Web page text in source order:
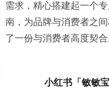
需求，精心搭建起一个
南，为品牌与消费者之
了一份与消费者高度契
小红书 「敏敏